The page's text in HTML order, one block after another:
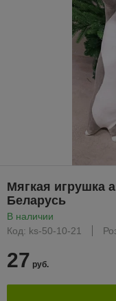
Мягкая игрушка
Беларусь
В наличии
Код: ks-50-10-21
27 руб.